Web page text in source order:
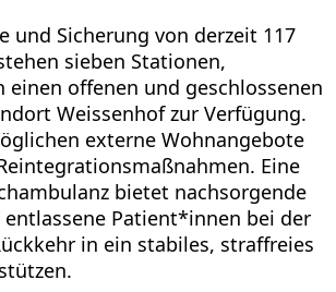
und Sicherung von derzeit 117
sieben Stationen,
offenen und geschlossenen
Weissenhof zur Verfügung.
externe Wohnangebote
Eine
bietet nachsorgende
Patient*innen bei der
in ein stabiles, straffreies